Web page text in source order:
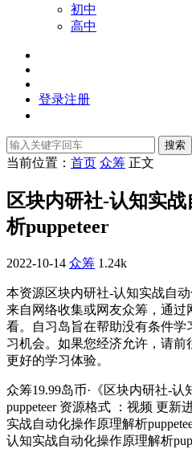
初中
高中
登录注册
搜索
当前位置： 首页 众筹 正文
区块内研社-认知实
析puppeteer
2022-10-14 众筹 1.24k
本资源区块内研社-认知实战自动
来自网络收集或网友众筹，通
看。自习岛旨在帮助没有条件
习机会。如果您经济允许，请
更好的学习体验。
众筹19.99岛币·《区块内研社-
puppeteer 资源格式 ：视频 更新
实战自动化操作原理解析
认知实战自动化操作原理解析